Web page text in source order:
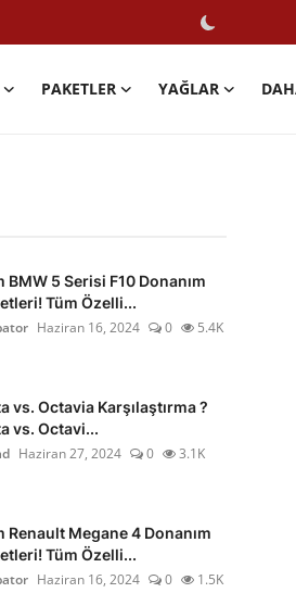
PAKETLER YAĞLAR
BMW 5 Serisi F10 Donanım
Tüm Özelli...
Haziran 16, 2024 0 5.4K
vs. Octavia Karşılaştırma ?
vs. Octavi...
Haziran 27, 2024 0 3.1K
Renault Megane 4 Donanım
Tüm Özelli...
Haziran 16, 2024 0 1.5K